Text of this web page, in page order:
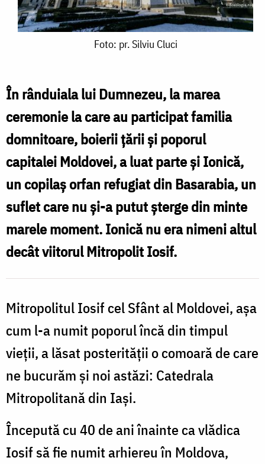
Silviu
Cluci
Foto: pr. Silviu Cluci
În rânduiala lui Dumnezeu, la marea
ceremonie la care au participat familia
domnitoare, boierii ţării şi poporul
capitalei Moldovei, a luat parte şi Ionică,
un copilaş orfan refugiat din Basarabia, un
suflet care nu şi-a putut şterge din minte
marele moment. Ionică nu era nimeni altul
decât viitorul Mitropolit Iosif.
Mitropolitul Iosif cel Sfânt al Moldovei, aşa
cum l-a numit poporul încă din timpul
vieţii, a lăsat posterităţii o comoară de care
ne bucurăm şi noi astăzi: Catedrala
Mitropolitană din Iaşi.
Începută cu 40 de ani înainte ca vlădica
Iosif să fie numit arhiereu în Moldova,